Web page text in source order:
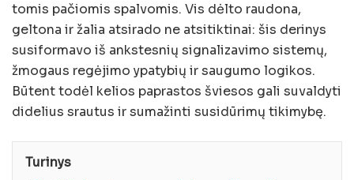
tomis pačiomis spalvomis. Vis dėlto raudona,
geltona ir žalia atsirado ne atsitiktinai: šis derinys
susiformavo iš ankstesnių signalizavimo sistemų,
žmogaus regėjimo ypatybių ir saugumo logikos.
Būtent todėl kelios paprastos šviesos gali suvaldyti
didelius srautus ir sumažinti susidūrimų tikimybę.
Turinys